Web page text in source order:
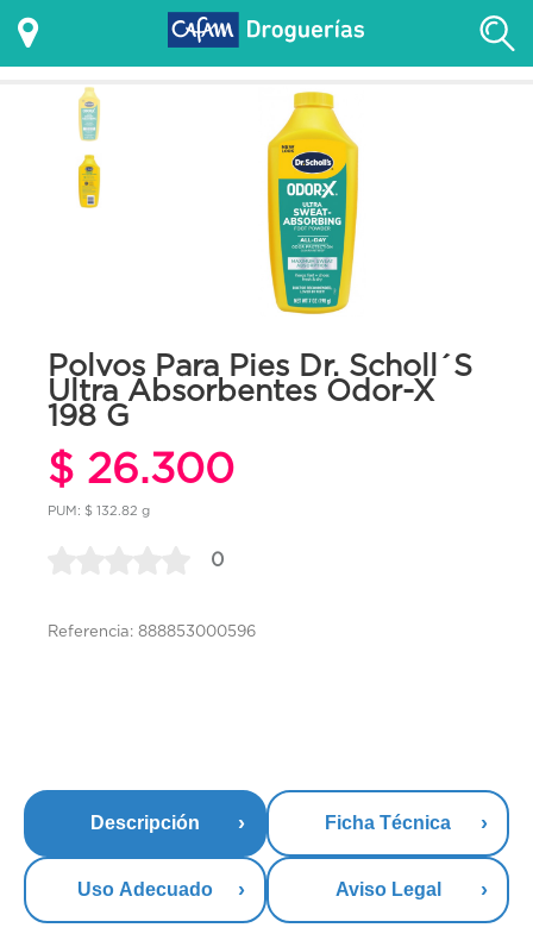
Polvos Para Pies Dr. Scholl´S
Ultra Absorbentes Odor-X
198 G
$ 26.300
PUM: $ 132.82 g
0
Referencia: 888853000596
Descripción Ficha Técnica
Uso Adecuado Aviso Legal